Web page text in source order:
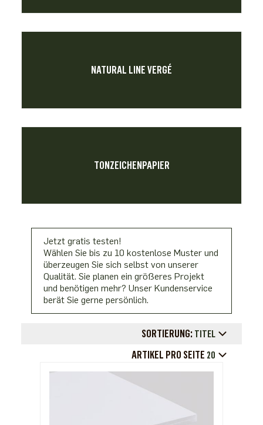
NATURAL LINE VERGÉ
TONZEICHENPAPIER
Jetzt gratis testen!
Wählen Sie bis zu 10 kostenlose Muster und
überzeugen Sie sich selbst von unserer
Qualität. Sie planen ein größeres Projekt
und benötigen mehr? Unser Kundenservice
berät Sie gerne persönlich.
SORTIERUNG: TITEL
ARTIKEL PRO SEITE 20